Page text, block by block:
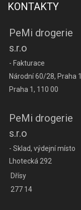
KONTAKTY
PeMi drogerie
s.r.o
- Fakturace
Národní 60/28, Praha 1
Praha 1, 110 00
PeMi drogerie
s.r.o
- Sklad, výdejní místo
Lhotecká 292
Dřísy
277 14